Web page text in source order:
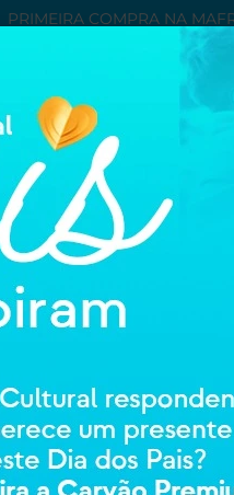
NA MAFRA? USE O
E REABILITAÇAO
a pandemia da
até 30 de outubro de
virtual mediante as